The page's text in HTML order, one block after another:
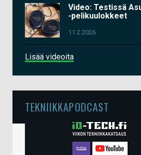
Video: Testissä
-pelikuulokkeet
11.2.2026
Lisää videoita
TEKNIIKKAPODCAST